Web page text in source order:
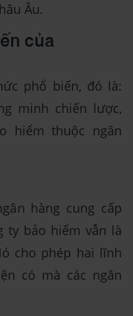
Âu.
của
phổ biến, đó là:
minh chiến lược,
hiểm thuộc ngân
hàng cung cấp
ty bảo hiểm vẫn là
cho phép hai lĩnh
có mà các ngân